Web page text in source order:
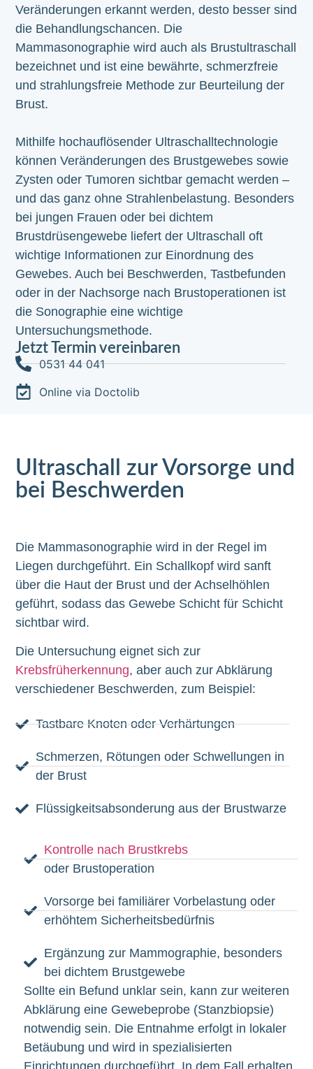
Veränderungen erkannt werden, desto besser sind
die Behandlungschancen. Die
Mammasonographie wird auch als Brustultraschall
bezeichnet und ist eine bewährte, schmerzfreie
und strahlungsfreie Methode zur Beurteilung der
Brust.
Mithilfe hochauflösender Ultraschalltechnologie
können Veränderungen des Brustgewebes sowie
Zysten oder Tumoren sichtbar gemacht werden –
und das ganz ohne Strahlenbelastung. Besonders
bei jungen Frauen oder bei dichtem
Brustdrüsengewebe liefert der Ultraschall oft
wichtige Informationen zur Einordnung des
Gewebes. Auch bei Beschwerden, Tastbefunden
oder in der Nachsorge nach Brustoperationen ist
die Sonographie eine wichtige
Untersuchungsmethode.
Jetzt Termin vereinbaren
0531 44 041
Online via Doctolib
Ultraschall zur Vorsorge und
bei Beschwerden
Die Mammasonographie wird in der Regel im
Liegen durchgeführt. Ein Schallkopf wird sanft
über die Haut der Brust und der Achselhöhlen
geführt, sodass das Gewebe Schicht für Schicht
sichtbar wird.
Die Untersuchung eignet sich zur
Krebsfrüherkennung, aber auch zur Abklärung
verschiedener Beschwerden, zum Beispiel:
Tastbare Knoten oder Verhärtungen
Schmerzen, Rötungen oder Schwellungen in
der Brust
Flüssigkeitsabsonderung aus der Brustwarze
Kontrolle nach Brustkrebs
oder Brustoperation
Vorsorge bei familiärer Vorbelastung oder
erhöhtem Sicherheitsbedürfnis
Ergänzung zur Mammographie, besonders
bei dichtem Brustgewebe
Sollte ein Befund unklar sein, kann zur weiteren
Abklärung eine Gewebeprobe (Stanzbiopsie)
notwendig sein. Die Entnahme erfolgt in lokaler
Betäubung und wird in spezialisierten
Einrichtungen durchgeführt. In dem Fall erhalten